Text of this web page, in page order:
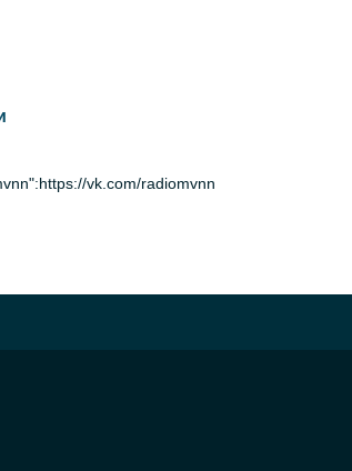
vk.com/radiomvnn